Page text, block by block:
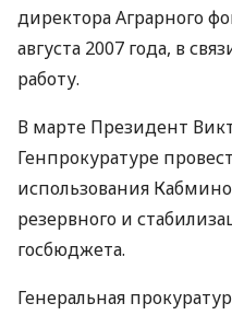
директора Аграрного
августа 2007 года, в
работу.
В марте Президент
Генпрокуратуре
использования
резервного и
госбюджета.
Генеральная